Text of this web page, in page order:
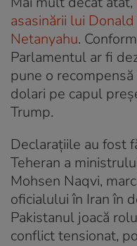
asasinării lui
Netanyahu.
Parlamentul ar fi
pune o
dolari pe capul
Trump.
Declarațiile au fost
Teheran a
Mohsen Naqvi,
oficialului în Iran în
Pakistanul joacă
conflict tensionat,